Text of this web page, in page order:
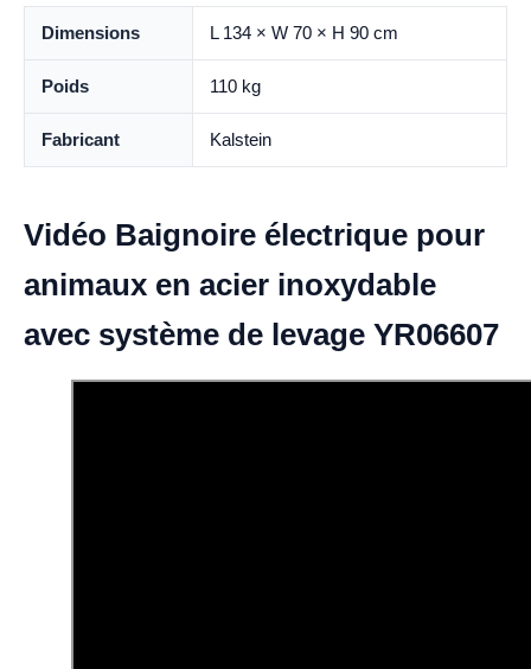
Dimensions L 134 × W 70 × H 90 cm
Poids 110 kg
Fabricant Kalstein
Vidéo Baignoire électrique pour
animaux en acier inoxydable
avec système de levage YR06607